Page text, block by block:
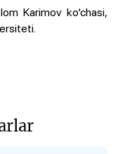
Karimov ko‘chasi,